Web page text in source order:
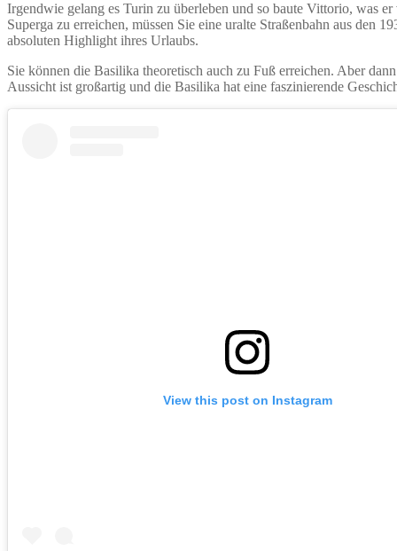
Irgendwie gelang es Turin zu überleben und so baute Vittorio, was
Superga zu erreichen, müssen Sie eine uralte Straßenbahn aus den
absoluten Highlight ihres Urlaubs.
Sie können die Basilika theoretisch auch zu Fuß erreichen. Aber
Aussicht ist großartig und die Basilika hat eine faszinierende
View this post on Instagram